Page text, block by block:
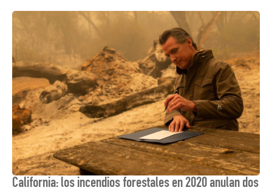
California: los incendios forestales en 2020 anulan dos